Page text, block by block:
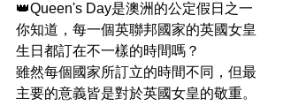
👑Queen's Day是澳洲的公定假日之一
你知道，每一個英聯邦國家的英國女皇
生日都訂在不一樣的時間嗎？
雖然每個國家所訂立的時間不同，但最
主要的意義皆是對於英國女皇的敬重。